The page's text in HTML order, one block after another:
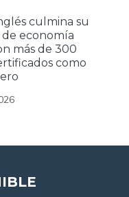
culmina su
economía
más de 300
como